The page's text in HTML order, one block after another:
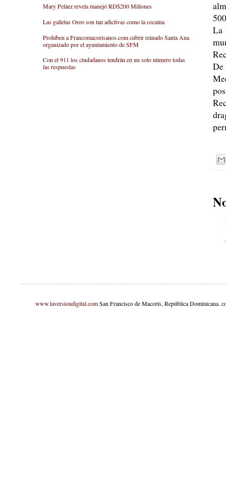
La
De
Mary Peláez revela manejó RD$200 Millones
Las galletas Oreo son tan adictivas como la cocaína
Prohíben a Francomacorisanos.com cubrir reinado Santa Ana
organizado por el ayuntamiento de SFM
Con el 911 los ciudadanos tendrán en un solo número todas
las respuestas
www.laversiondigital.comSan Francisco de Macorís, República Dominicana.